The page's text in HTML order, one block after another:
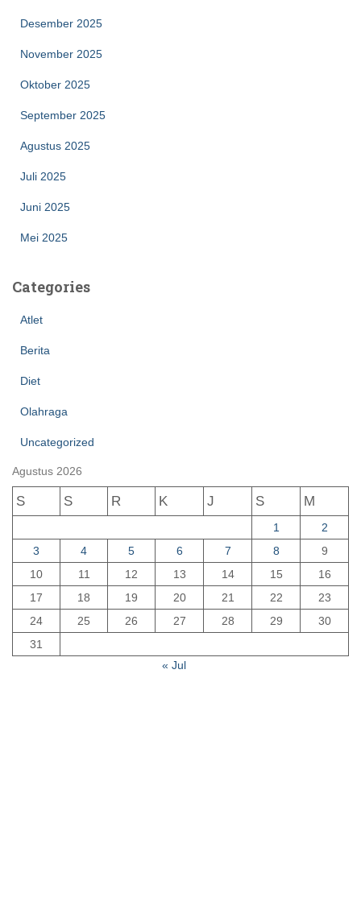
Desember 2025
November 2025
Oktober 2025
September 2025
Agustus 2025
Juli 2025
Juni 2025
Mei 2025
Categories
Atlet
Berita
Diet
Olahraga
Uncategorized
Agustus 2026
S S R K J S M
1
2
3
4 5 6 7 8
9
10
11 12 13 14 15
16
17
18 19 20 21 22
23
24
25 26 27 28 29
30
31
« Jul